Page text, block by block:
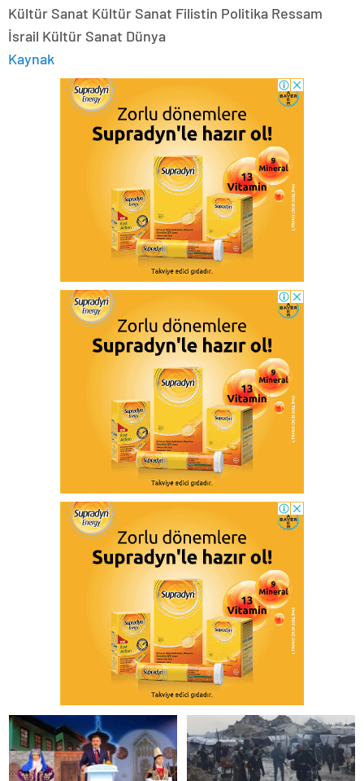
Kültür Sanat Kültür Sanat Filistin Politika Ressam
İsrail Kültür Sanat Dünya
Kaynak